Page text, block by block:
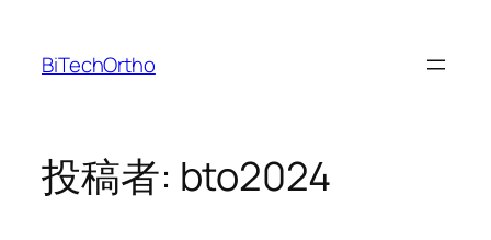
BiTechOrtho
投稿者: bto2024